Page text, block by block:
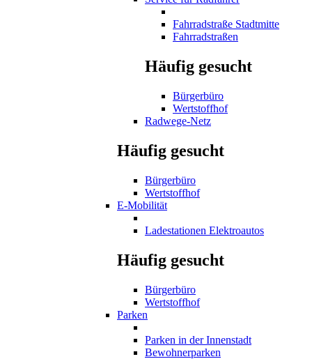
Fahrradstraße Stadtmitte
Fahrradstraßen
Häufig gesucht
Bürgerbüro
Wertstoffhof
Radwege-Netz
Häufig gesucht
Bürgerbüro
Wertstoffhof
E-Mobilität
Ladestationen Elektroautos
Häufig gesucht
Bürgerbüro
Wertstoffhof
Parken
Parken in der Innenstadt
Bewohnerparken